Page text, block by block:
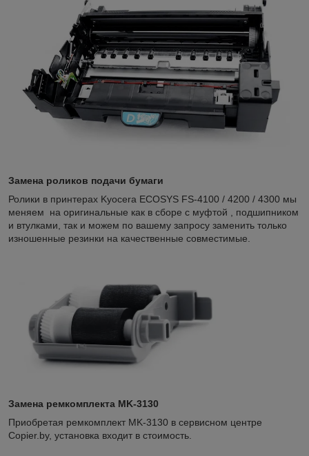
Замена роликов подачи бумаги
Ролики в принтерах Kyocera ECOSYS FS-4100 / 4200 / 4300 мы
меняем на оригинальные как в сборе с муфтой , подшипником
и втулками, так и можем по вашему запросу заменить только
изношенные резинки на качественные совместимые.
Замена ремкомплекта MK-3130
Приобретая ремкомплект MK-3130 в сервисном центре
Copier.by, установка входит в стоимость.